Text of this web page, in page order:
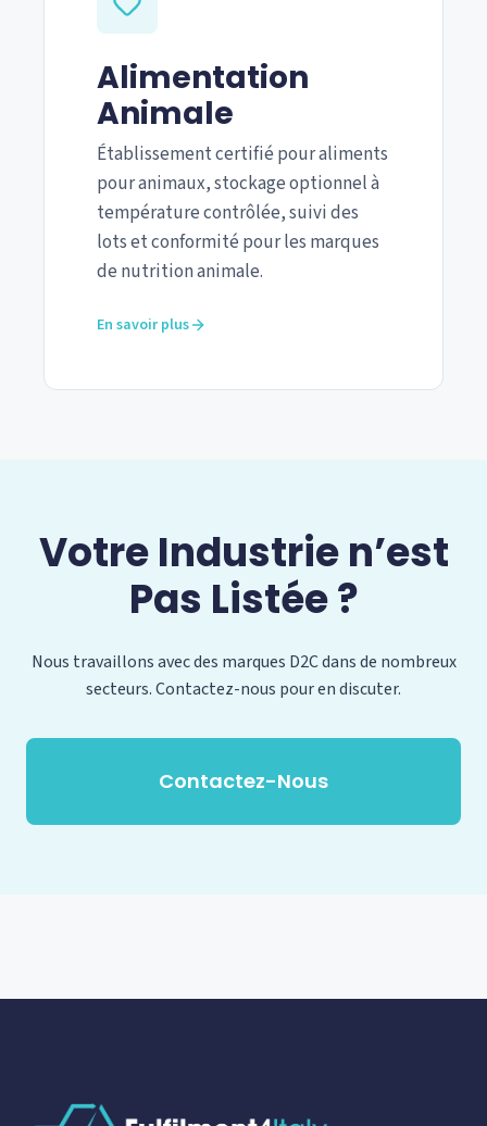
Alimentation
Animale
Établissement certifié pour aliments
pour animaux, stockage optionnel à
température contrôlée, suivi des
lots et conformité pour les marques
de nutrition animale.
En savoir plus
Votre Industrie n’est
Pas Listée ?
Nous travaillons avec des marques D2C dans de nombreux
secteurs. Contactez-nous pour en discuter.
Contactez-Nous